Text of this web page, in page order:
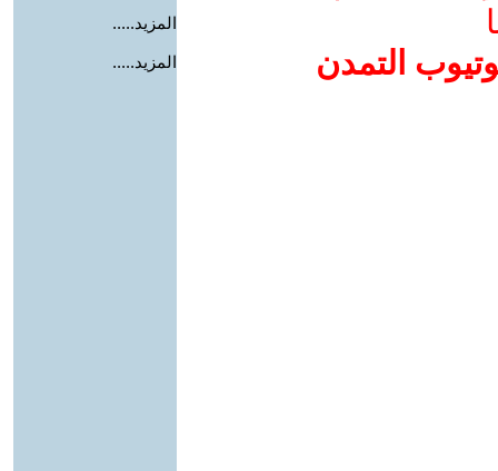
التمدن
المزيد.....
المزيد.....